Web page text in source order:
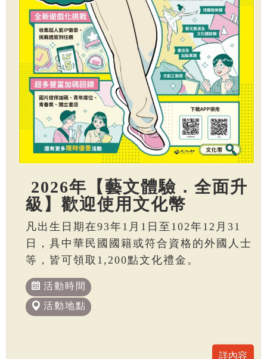
2026年【藝文體驗．全面升
級】歡迎使用文化幣
凡出生日期在93年1月1日至102年12月31
日，具中華民國國籍或符合資格的外國人士
等，皆可領取1,200點文化禮金。
活動時間
活動地點